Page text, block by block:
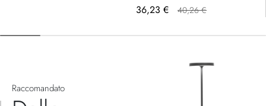
Prezzo
36,23 € 40,26 €
Raccomandato